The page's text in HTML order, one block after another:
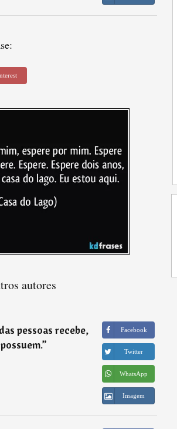
autores
pessoas recebe,
”
Facebook
Twitter
WhatsApp
Imagem